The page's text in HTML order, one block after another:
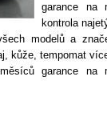
garance na
kontrola
modelů a
kůže, tempomat
garance na